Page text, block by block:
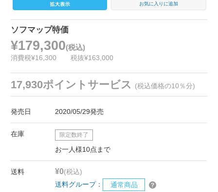
お気に入りに追加
ソフマップ特価
¥179,300(税込)
消費税¥16,300 税抜¥163,000
17,930ポイントサービス (税込価格の10％分)
発売日 2020/05/29発売
在庫 限定数終了
お一人様10点まで
送料 ¥0(税込)
送料グループ：
通常商品